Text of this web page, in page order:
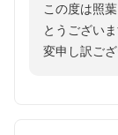
この度は照
とうござい
変申し訳ご